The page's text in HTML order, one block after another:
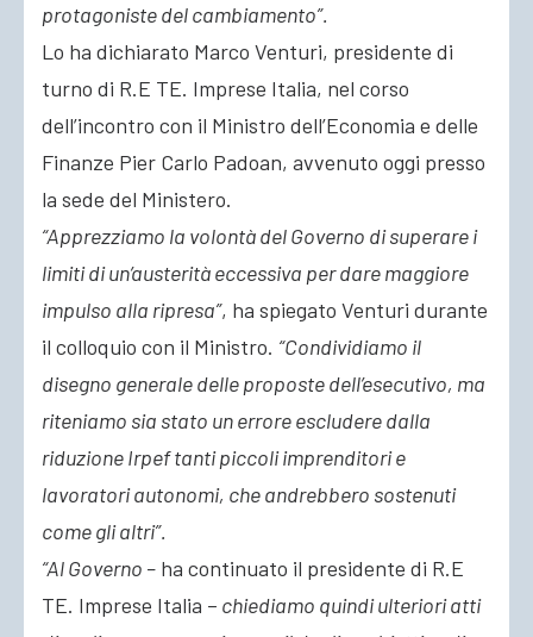
protagoniste del cambiamento”.
Lo ha dichiarato Marco Venturi, presidente di
turno di R.E TE. Imprese Italia, nel corso
dell’incontro con il Ministro dell’Economia e delle
Finanze Pier Carlo Padoan, avvenuto oggi presso
la sede del Ministero.
“Apprezziamo la volontà del Governo di superare i
limiti di un’austerità eccessiva per dare maggiore
impulso alla ripresa”, ha spiegato Venturi durante
il colloquio con il Ministro. “Condividiamo il
disegno generale delle proposte dell’esecutivo, ma
riteniamo sia stato un errore escludere dalla
riduzione Irpef tanti piccoli imprenditori e
lavoratori autonomi, che andrebbero sostenuti
come gli altri”.
“Al Governo – ha continuato il presidente di R.E
TE. Imprese Italia – chiediamo quindi ulteriori atti